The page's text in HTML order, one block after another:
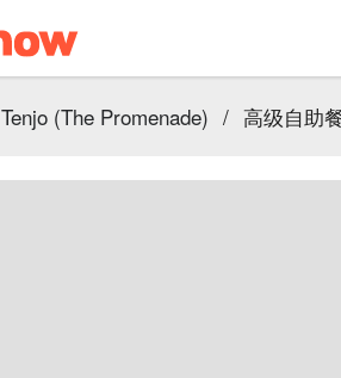
Tenjo (The Promenade) / 高级自助